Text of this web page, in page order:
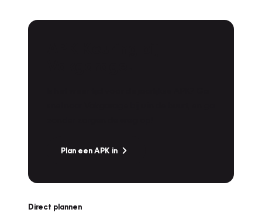
Plan een APK in
Direct plannen